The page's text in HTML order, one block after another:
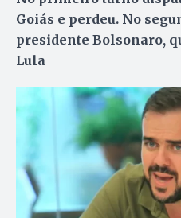
Goiás e perdeu. No
presidente Bolsonaro,
Lula